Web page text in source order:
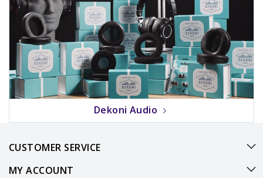
Dekoni Audio
CUSTOMER SERVICE
MY ACCOUNT